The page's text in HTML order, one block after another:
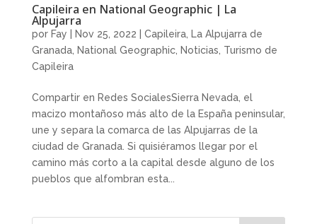
Capileira en National Geographic | La
Alpujarra
por Fay Nov 25, 2022 Capileira, La Alpujarra de
Granada, National Geographic, Noticias Turismo de
Capileira
Compartir en Redes SocialesSierra Nevada, el
macizo montañoso más alto de la España peninsular,
une y separa la comarca de las Alpujarras de la
ciudad de Granada. Si quisiéramos llegar por el
camino más corto a la capital desde alguno de los
pueblos que alfombran esta...